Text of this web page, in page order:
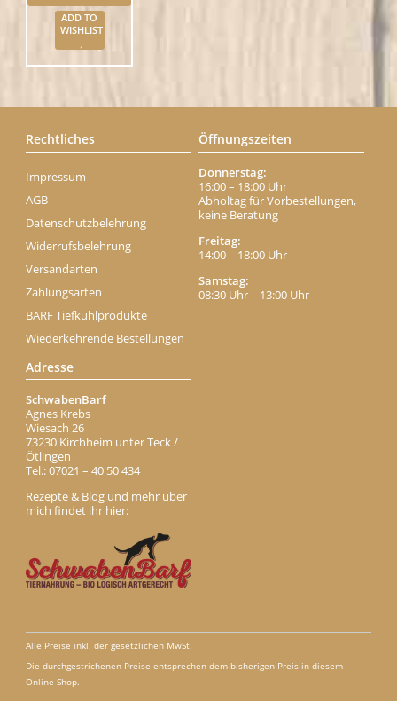
ADD TO
WISHLIST
Rechtliches
Impressum
AGB
Datenschutzbelehrung
Widerrufsbelehrung
Versandarten
Zahlungsarten
BARF Tiefkühlprodukte
Wiederkehrende Bestellungen
Öffnungszeiten
Donnerstag:
16:00 – 18:00 Uhr
Abholtag für Vorbestellungen,
keine Beratung
Freitag:
14:00 – 18:00 Uhr
Samstag:
08:30 Uhr – 13:00 Uhr
Adresse
SchwabenBarf
Agnes Krebs
Wiesach 26
73230 Kirchheim unter Teck /
Ötlingen
Tel.: 07021 – 40 50 434
Rezepte & Blog und mehr über
mich findet ihr hier:
Alle Preise inkl. der gesetzlichen MwSt.
Die durchgestrichenen Preise entsprechen dem bisherigen Preis in diesem
Online-Shop.